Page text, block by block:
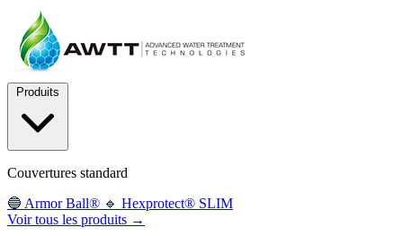
Couvertures standard
🔵 Armor Ball® 🔹 Hexprotect® SLIM
Voir tous les produits →